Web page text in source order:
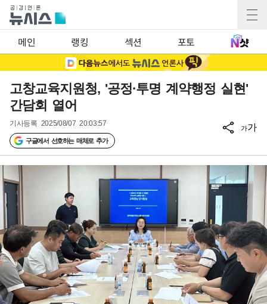
메인 랭킹 섹션 포토
고창교육지원청, '공정·투명 계약행정 실현'
간담회 열어
기사등록 2025/08/07 20:03:57
구글에서 선호하는 매체로 추가
가가